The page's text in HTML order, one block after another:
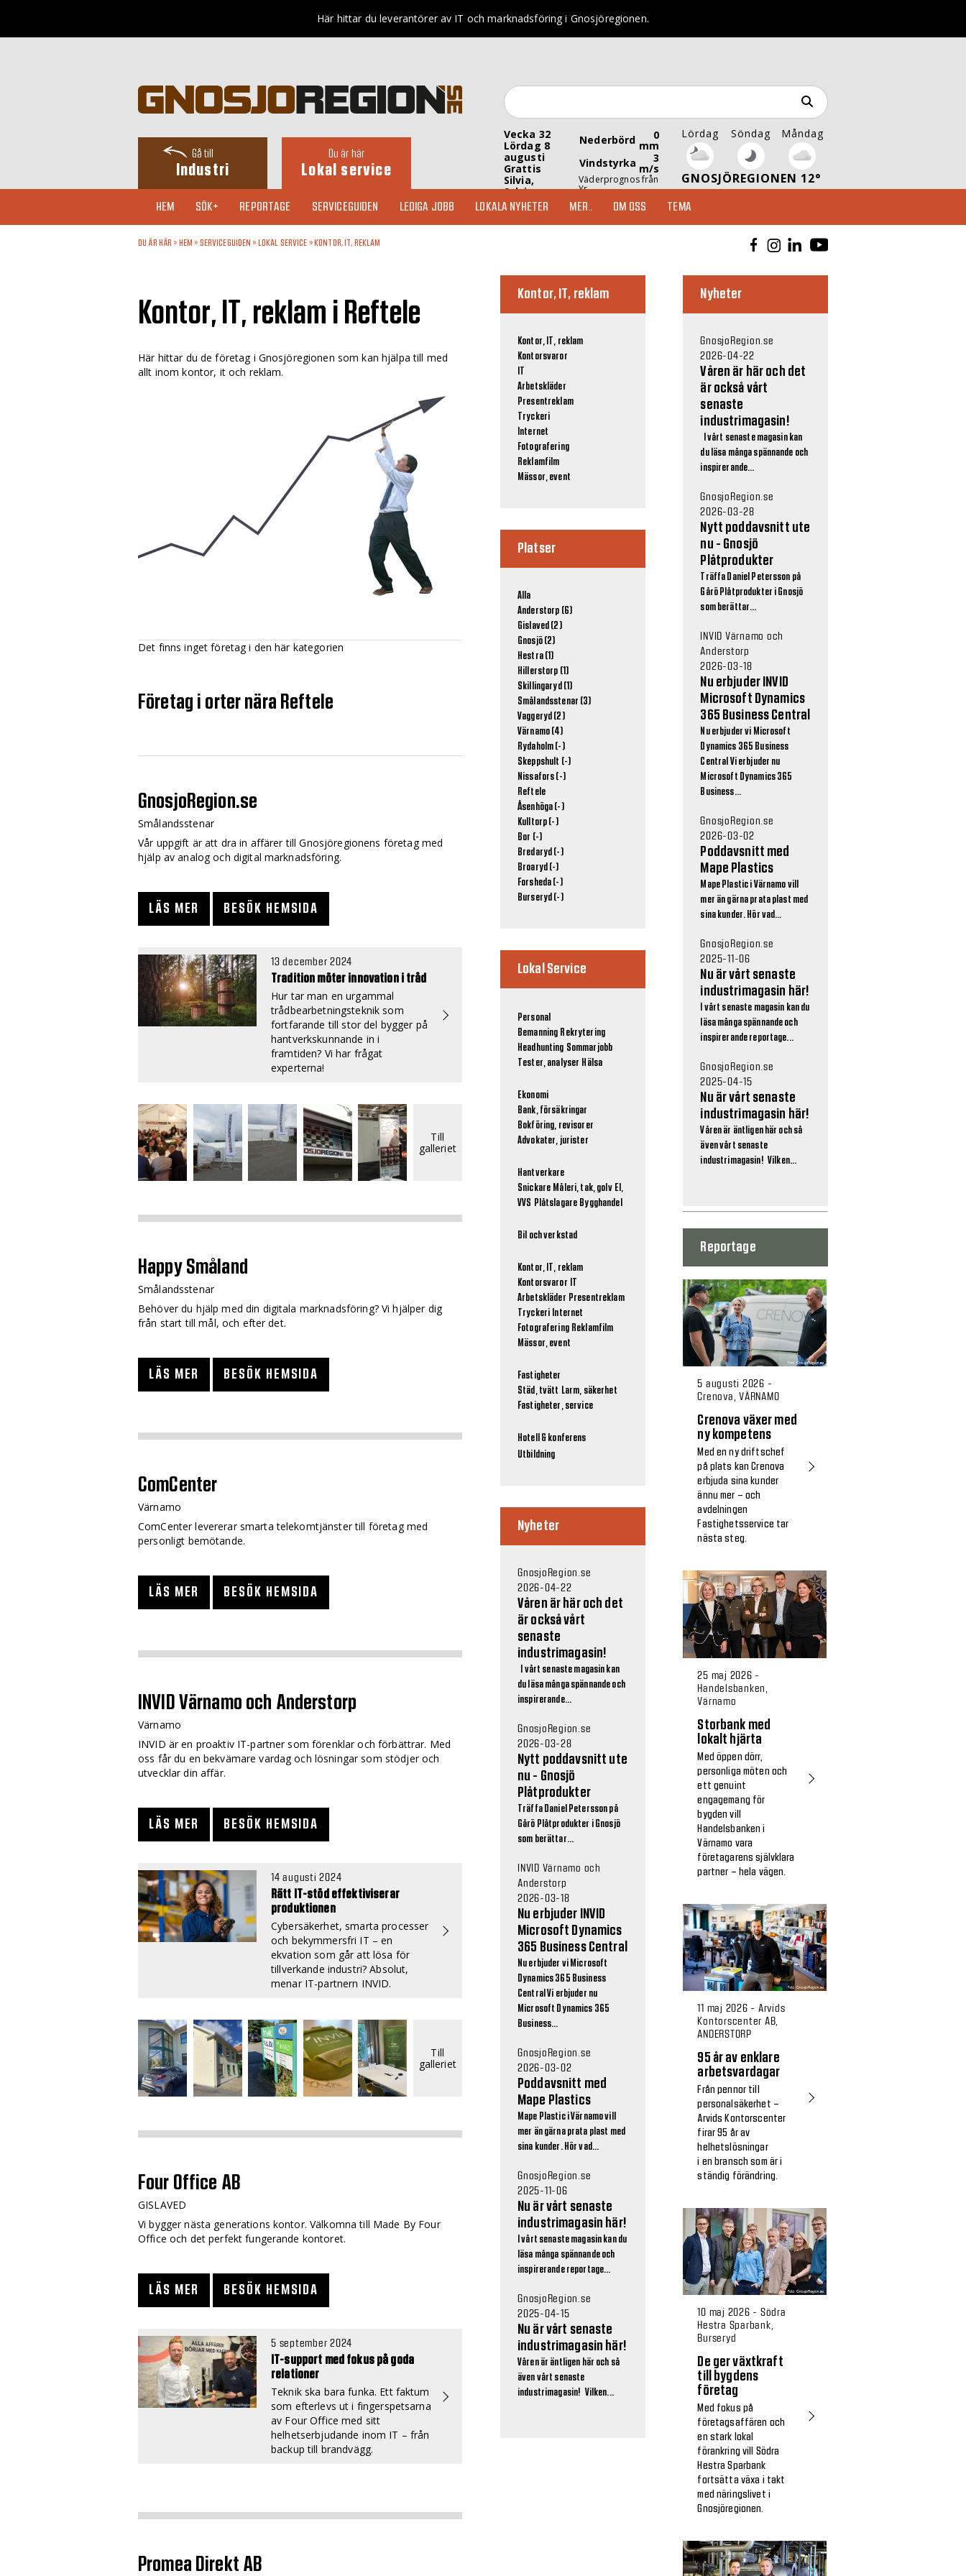
Här hittar du leverantörer av IT och marknadsföring i Gnosjöregionen.
Gå till
Industri
Du är här
Lokal service
Vecka 32
Lördag 8
augusti
Grattis
Silvia,
Sylvia
Nederbörd 0
mm
Vindstyrka
3
m/s
Väderprognos från
Yr
Lördag Söndag Måndag
GNOSJÖREGIONEN 12°
HEM SÖK+ REPORTAGE SERVICEGUIDEN LEDIGA JOBB LOKALA NYHETER MER.. OM OSS TEMA
DU ÄR HÄR » HEM » SERVICEGUIDEN » LOKAL SERVICE » KONTOR, IT, REKLAM
Kontor, IT, reklam i Reftele
Här hittar du de företag i Gnosjöregionen som kan hjälpa till med
allt inom kontor, it och reklam.
Det finns inget företag i den här kategorien
Företag i orter nära Reftele
GnosjoRegion.se
Smålandsstenar
Vår uppgift är att dra in affärer till Gnosjöregionens företag med
hjälp av analog och digital marknadsföring.
LÄS MER BESÖK HEMSIDA
13 december 2024
Tradition möter innovation i tråd
Hur tar man en urgammal
trådbearbetningsteknik som
fortfarande till stor del bygger på
hantverkskunnande in i
framtiden? Vi har frågat
experterna!
Till
galleriet
Happy Småland
Smålandsstenar
Behöver du hjälp med din digitala marknadsföring? Vi hjälper dig
från start till mål, och efter det.
LÄS MER BESÖK HEMSIDA
ComCenter
Värnamo
ComCenter levererar smarta telekomtjänster till företag med
personligt bemötande.
LÄS MER BESÖK HEMSIDA
INVID Värnamo och Anderstorp
Värnamo
INVID är en proaktiv IT-partner som förenklar och förbättrar. Med
oss får du en bekvämare vardag och lösningar som stödjer och
utvecklar din affär.
LÄS MER BESÖK HEMSIDA
14 augusti 2024
Rätt IT-stöd effektiviserar
produktionen
Cybersäkerhet, smarta processer
och bekymmersfri IT – en
ekvation som går att lösa för
tillverkande industri? Absolut,
menar IT-partnern INVID.
Till
galleriet
Four Office AB
GISLAVED
Vi bygger nästa generations kontor. Välkomna till Made By Four
Office och det perfekt fungerande kontoret.
LÄS MER BESÖK HEMSIDA
5 september 2024
IT-support med fokus på goda
relationer
Teknik ska bara funka. Ett faktum
som efterlevs ut i fingerspetsarna
av Four Office med sitt
helhetserbjudande inom IT – från
backup till brandvägg.
Promea Direkt AB
Kontor, IT, reklam
Kontor, IT, reklam
Kontorsvaror
Arbetskläder
Presentreklam
Tryckeri
Internet
Fotografering
Reklamfilm
Mässor, event
Platser
Alla
Anderstorp (6)
Gislaved (2)
Gnosjö (2)
Hestra (1)
Hillerstorp (1)
Skillingaryd (1)
Smålandsstenar (3)
Vaggeryd (2)
Värnamo (4)
Rydaholm (-)
Skeppshult (-)
Nissafors (-)
Reftele
Åsenhöga (-)
Kulltorp (-)
Bor (-)
Bredaryd (-)
Broaryd (-)
Forsheda (-)
Burseryd (-)
Lokal Service
Personal
Bemanning Rekrytering
Headhunting Sommarjobb
Tester, analyser Hälsa
Ekonomi
Bank, försäkringar
Bokföring, revisorer
Advokater, jurister
Hantverkare
Snickare Måleri, tak, golv El,
VVS Plåtslagare Bygghandel
Bil och verkstad
Kontor, IT, reklam
Kontorsvaror
Arbetskläder Presentreklam
Tryckeri Internet
Fotografering Reklamfilm
Mässor, event
Fastigheter
Städ, tvätt Larm, säkerhet
Fastigheter, service
Hotell & konferens
Utbildning
Nyheter
GnosjoRegion.se
2026-04-22
Våren är här och det
är också vårt
senaste
industrimagasin!
I vårt senaste magasin kan
du läsa många spännande och
inspirerande...
GnosjoRegion.se
2026-03-28
Nytt poddavsnitt ute
nu - Gnosjö
Plåtprodukter
Träffa Daniel Petersson på
Gårö Plåtprodukter i Gnosjö
som berättar...
INVID Värnamo och
Anderstorp
2026-03-18
Nu erbjuder INVID
Microsoft Dynamics
365 Business Central
Nu erbjuder vi Microsoft
Dynamics 365 Business
Central Vi erbjuder nu
Microsoft Dynamics 365
Business...
GnosjoRegion.se
2026-03-02
Poddavsnitt med
Mape Plastics
Mape Plastic i Värnamo vill
mer än gärna prata plast med
sina kunder. Hör vad...
GnosjoRegion.se
2025-11-06
Nu är vårt senaste
industrimagasin här!
I vårt senaste magasin kan du
läsa många spännande och
inspirerande reportage...
GnosjoRegion.se
2025-04-15
Nu är vårt senaste
industrimagasin här!
Våren är äntligen här och så
även vårt senaste
industrimagasin! Vilken...
Nyheter
GnosjoRegion.se
2026-04-22
Våren är här och det
är också vårt
senaste
industrimagasin!
I vårt senaste magasin kan
du läsa många spännande och
inspirerande...
GnosjoRegion.se
2026-03-28
Nytt poddavsnitt ute
nu - Gnosjö
Plåtprodukter
Träffa Daniel Petersson på
Gårö Plåtprodukter i Gnosjö
som berättar...
INVID Värnamo och
Anderstorp
2026-03-18
Nu erbjuder INVID
Microsoft Dynamics
365 Business Central
Nu erbjuder vi Microsoft
Dynamics 365 Business
Central Vi erbjuder nu
Microsoft Dynamics 365
Business...
GnosjoRegion.se
2026-03-02
Poddavsnitt med
Mape Plastics
Mape Plastic i Värnamo vill
mer än gärna prata plast med
sina kunder. Hör vad...
GnosjoRegion.se
2025-11-06
Nu är vårt senaste
industrimagasin här!
I vårt senaste magasin kan du
läsa många spännande och
inspirerande reportage...
GnosjoRegion.se
2025-04-15
Nu är vårt senaste
industrimagasin här!
Våren är äntligen här och så
även vårt senaste
industrimagasin! Vilken...
Reportage
5 augusti 2026 -
Crenova, VÄRNAMO
Crenova växer med
ny kompetens
Med en ny driftschef
på plats kan Crenova
erbjuda sina kunder
ännu mer – och
avdelningen
Fastighetsservice tar
nästa steg.
25 maj 2026 -
Handelsbanken,
Värnamo
Storbank med
lokalt hjärta
Med öppen dörr,
personliga möten och
ett genuint
engagemang för
bygden vill
Handelsbanken i
Värnamo vara
företagarens självklara
partner – hela vägen.
11 maj 2026 - Arvids
Kontorscenter AB,
ANDERSTORP
95 år av enklare
arbetsvardagar
Från pennor till
personalsäkerhet –
Arvids Kontorscenter
firar 95 år av
helhetslösningar
i en bransch som är i
ständig förändring.
10 maj 2026 - Södra
Hestra Sparbank,
Burseryd
De ger växtkraft
till bygdens
företag
Med fokus på
företagsaffären och
en stark lokal
förankring vill Södra
Hestra Sparbank
fortsätta växa i takt
med näringslivet i
Gnosjöregionen.